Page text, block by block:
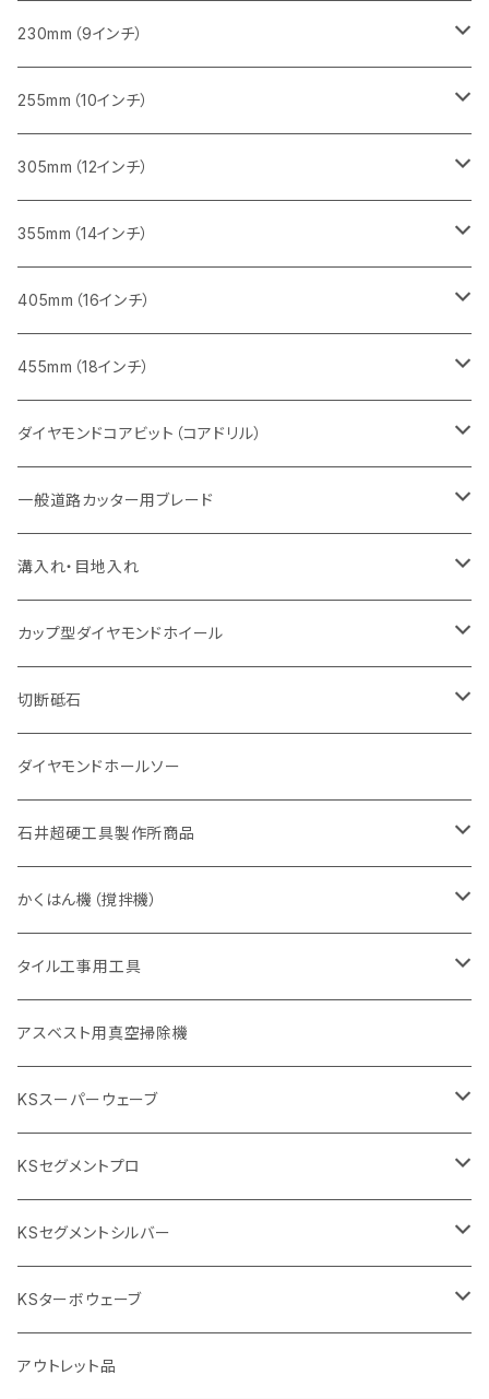
一般道路カッター用
レンガ切断用
インターロッキング切断用
鋳鉄管切断用
ヒューム管・U字溝切断用
ブロック切断用
レンガ切断用
インターロッキング切断用
鋳鉄管切断用
ヒューム管・U字溝切断用
FRP切断用
塩ビ管・キッチンパネル切断用
大理石
ブロック切断用
レンガ切断用
インターロッキング切断用
鋳鉄管切断用
ヒューム管・U字溝切断用
コンクリート切断用
ブロック切断用
レンガ切断用
インターロッキング切断用
鋳鉄管切断用
ヒューム管・U字溝切断用
みかげ石（御影石）切断用
コンクリート切断用
ブロック切断用
レンガ切断用
インターロッキング切断用
鋳鉄管切断用
ヒューム管・U字溝切断用
230mm（9インチ）
みかげ石（御影石）切断用
コンクリート切断用
ブロック切断用
レンガ切断用
インターロッキング切断用
鋳鉄管切断用
ヒューム管・U字溝切断用
255mm（10インチ）
コンクリート切断用
一般道路カッター用
ブロック切断用
レンガ切断用
インターロッキング切断用
一般道路カッター用
ヒューム管・U字溝切断用
アスファルト切断用
一般道路カッター用
305mm（12インチ）
みかげ石（御影石）切断用
セグメント
セグメント（特殊凹凸加工チップ
鉄筋コンクリート切断用
セグメントタイプ
コンクリート切断用
セグメント
セグメント（特殊凸凹加工チップ
ブロック切断用
セグメント
セグメント（特殊凸凹加工チップ
レンガ切断用
セグメント
セグメント（特殊凸凹加工チップ
インターロッキング切断用
セグメントタイプ
一般道路カッター用
鋳鉄管切断用
セグメントタイプ
埋設鋳鉄管工事対応タイプ
ヒューム管・U字溝切断用
セグメント
セグメント（特殊凸凹加工チップ
アスファルト切断用
一般道路カッター用
355mm（14インチ）
みかげ石（御影石）切断用
セグメント
セグメント（特殊凸凹加工チップ
鉄筋コンクリート切断用
セグメントタイプ
コンクリート切断用
セグメント
セグメント（特殊凸凹加工チップ
ブロック切断用
セグメント
セグメント（特殊凸凹加工チップ
レンガ切断用
セグメント
セグメント（特殊凸凹加工チップ
インターロッキング切断用
セグメントタイプ
一般道路カッター用
鋳鉄管切断用
セグメントタイプ
埋設鋳鉄管工事対応タイプ
ヒューム管・U字溝切断用
セグメントタイプ
セグメント（特殊凸凹加工チップ
アスファルト切断用
一般道路カッター用
405mm（16インチ）
みかげ石（御影石）切断用
セグメントタイプ
コンクリート切断用
セグメントタイプ
一般道路カッター用
鉄筋コンクリート切断用
セグメントタイプ
インターロッキング切断用
セグメントタイプ
一般道路カッター用
鋳鉄管切断用
セグメントタイプ
埋設鋳鉄管工事対応タイプ
ヒューム管・U字溝切断用
セグメントタイプ
アスファルト切断用
一般道路カッター用
455mm（18インチ）
道路コンクリート切断用
道路アスファルト切断用
ダイヤモンドコアビット（コアドリル）
Aロット
有効長 250mm
有効長 370mm
Ｃロット
有効長 250mm
M27
有効長 250mm
一般道路カッター用ブレード
道路（アスファルト用）
255mm（10インチ）
305mm（12インチ）
道路（コンクリート舗装面）
255mm（10インチ）
305mm（12インチ）
道路（アス・コン兼用）
305mm（12インチ）
355mm（14インチ）
溝入れ・目地入れ
V型チップ
ストレート型チップ
U型チップ
カップ型ダイヤモンドホイール
100mm（4インチ）
125mm（5インチ）
切断砥石
金属用
305mm（12インチ）
355mm（14インチ）
非金属用
305mm（12インチ）
355mm（14インチ）
ダイヤモンドホールソー
石井超硬工具製作所商品
押し切り（タイル切断機）
本体
替え刃
電動切断機
本体
ダイヤモンドホイール
ブリック＆ブロック用切断機
穴あけ用工具
タイルニッパー
プロ用鏝（こて）
吸着盤
その他
かくはん機（撹拌機）
本体
低速回転
高速回転
付属品
撹拌羽根
撹拌軸
タイル工事用工具
手動工具
押し切り（手動切断機
押し切り替え刃（手動切断機替え刃
電動工具
電動切断機
タイルパッチ（ビブラート
アスベスト用真空掃除機
KSスーパーウェーブ
105mm（4インチ）
125ｍｍ（5インチ）
KSセグメントプロ
105mm（4インチ）
通常品
ビス穴付き
125mm（5インチ）
通常品
150ｍｍ（6インチ）
KSセグメントシルバー
105mm（4インチ）
125mm（5インチ）
KSターボウェーブ
105mm（4インチ）
アウトレット品